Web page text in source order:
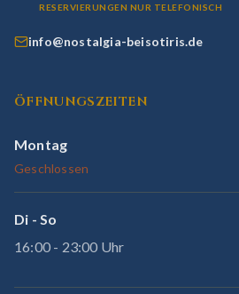
RESERVIERUNGEN NUR TELEFONISCH
info@nostalgia-beisotiris.de
ÖFFNUNGSZEITEN
Montag
Geschlossen
Di - So
16:00 - 23:00 Uhr